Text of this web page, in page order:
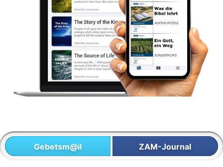
Gebetsm@il ZAM-Journal